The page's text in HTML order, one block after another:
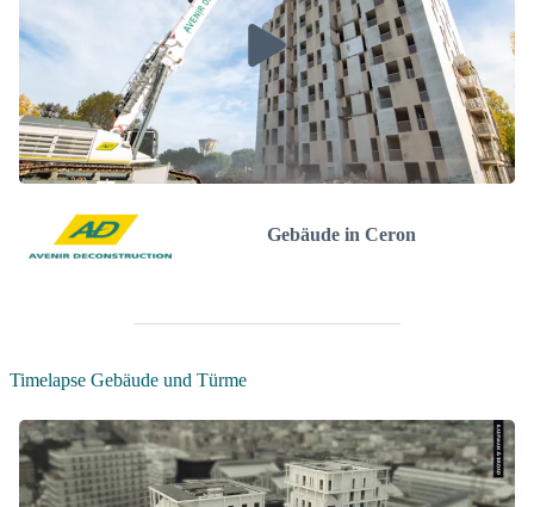
Gebäude in Ceron
Timelapse Gebäude und Türme